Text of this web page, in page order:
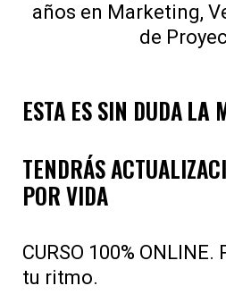
años en Marketing,
de
ESTA ES SIN DUDALA
TENDRÁS
POR VIDA
CURSO 100%
tu ritmo.